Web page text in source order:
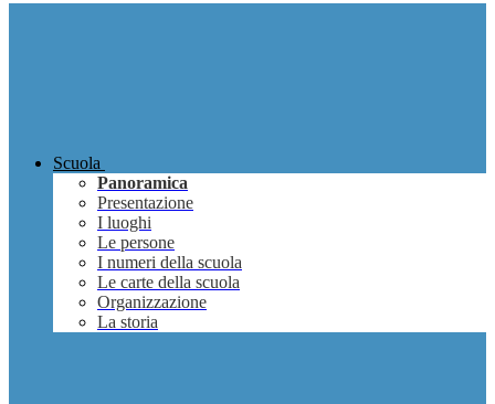
Scuola
Panoramica
Presentazione
I luoghi
Le persone
I numeri della scuola
Le carte della scuola
Organizzazione
La storia